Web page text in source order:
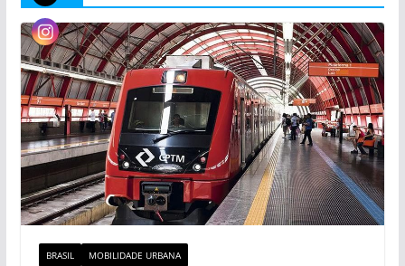
BRASIL MOBILIDADE URBANA